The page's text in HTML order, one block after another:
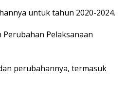
untuk tahun 2020-2024.
Perubahan Pelaksanaan
perubahannya, termasuk